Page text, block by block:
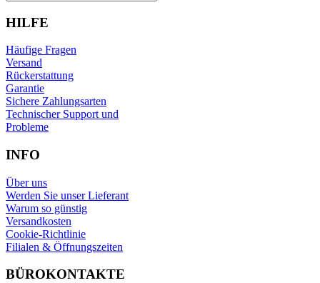
HILFE
Häufige Fragen
Versand
Rückerstattung
Garantie
Sichere Zahlungsarten
Technischer Support und
Probleme
INFO
Über uns
Werden Sie unser Lieferant
Warum so günstig
Versandkosten
Cookie-Richtlinie
Filialen & Öffnungszeiten
BÜROKONTAKTE